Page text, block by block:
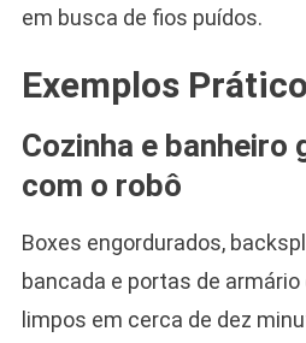
em busca de fios puídos.
Exemplos
Cozinha e banheiro
com o robô
Boxes engordurados,
bancada e portas de
limpos em cerca de dez